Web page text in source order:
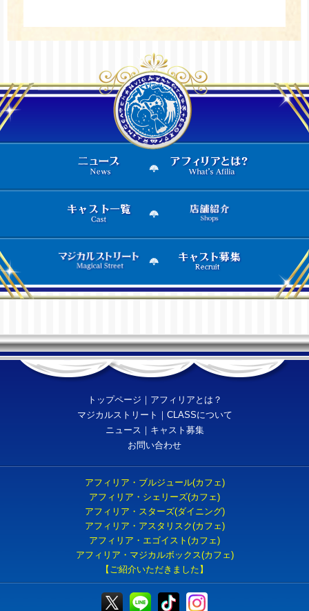
トップページ ｜ アフィリアとは？
マジカルストリート ｜ CLASSについて
ニュース ｜ キャスト募集
お問い合わせ
アフィリア・ブルジュール(カフェ)
アフィリア・シェリーズ(カフェ)
アフィリア・スターズ(ダイニング)
アフィリア・アスタリスク(カフェ)
アフィリア・エゴイスト(カフェ)
アフィリア・マジカルボックス(カフェ)
【ご紹介いただきました】